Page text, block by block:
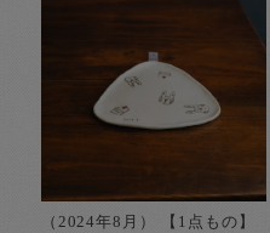
（2024年8月） 【1点もの】